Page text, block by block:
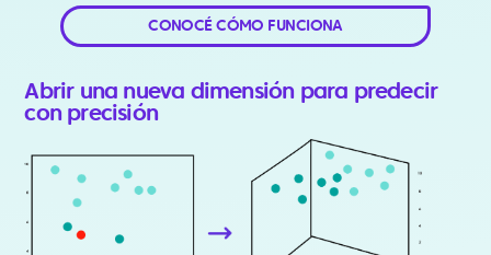
CONOCÉ CÓMO FUNCIONA
Abrir una nueva dimensión para predecir
con precisión